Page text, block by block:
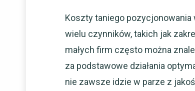
Koszty taniego pozycjonowania
wielu czynników, takich jak
małych firm często można
za podstawowe działania
nie zawsze idzie w parze z